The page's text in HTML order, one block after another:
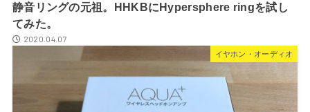
静音リングの元祖。HHKBにHypersphere ringを試し
てみた。
2020.04.07
イヤホン・オーディオ